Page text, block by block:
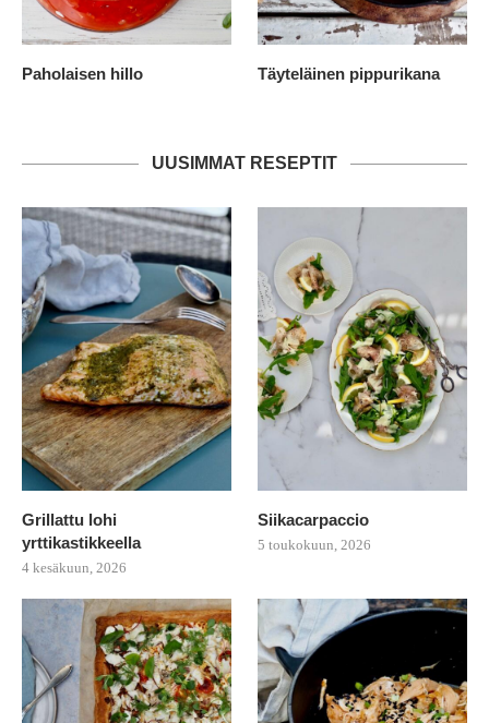
Paholaisen hillo Täyteläinen pippurikana
UUSIMMAT RESEPTIT
Grillattu lohi
yrttikastikkeella
4 kesäkuun, 2026
Siikacarpaccio
5 toukokuun, 2026